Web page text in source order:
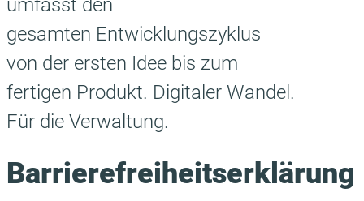
umfasst den
gesamten Entwicklungszyklus
von der ersten Idee bis zum
fertigen Produkt. Digitaler Wandel.
Für die Verwaltung.
Barrierefreiheitserklärung